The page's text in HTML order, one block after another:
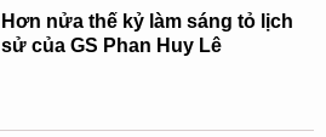
Hơn nửa thế kỷ làm sáng tỏ lịch
sử của GS Phan Huy Lê